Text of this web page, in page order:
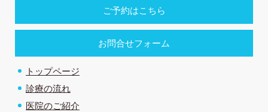
ご予約はこちら
お問合せフォーム
トップページ
診療の流れ
医院のご紹介